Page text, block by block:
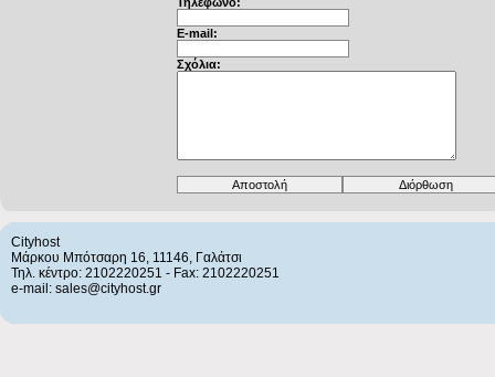
E-mail:
Σχόλια:
Cityhost
Μάρκου Μπότσαρη 16, 11146, Γαλάτσι
Τηλ. κέντρο: 2102220251 - Fax: 2102220251
e-mail: sales@cityhost.gr